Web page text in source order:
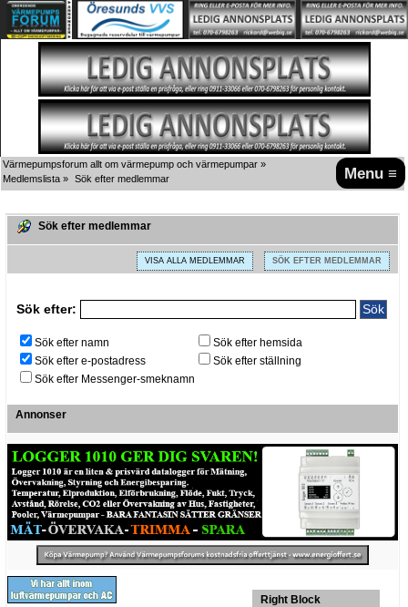
Menu ≡
Värmepumpsforum allt om värmepump och värmepumpar »
Medlemslista » Sök efter medlemmar
Sök efter medlemmar
VISA ALLA MEDLEMMAR SÖK EFTER MEDLEMMAR
Sök efter:
Sök efter namn
Sök efter e-postadress
Sök efter Messenger-smeknamn
Sök efter hemsida
Sök efter ställning
Annonser
Right Block